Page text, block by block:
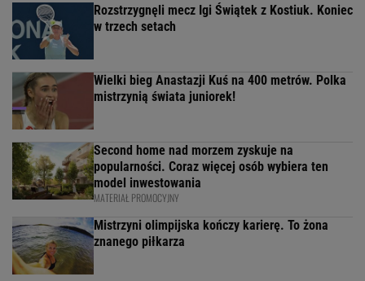
Rozstrzygnęli mecz Igi Świątek z Kostiuk. Koniec
w trzech setach
Wielki bieg Anastazji Kuś na 400 metrów. Polka
mistrzynią świata juniorek!
Second home nad morzem zyskuje na
popularności. Coraz więcej osób wybiera ten
model inwestowania
MATERIAŁ PROMOCYJNY
Mistrzyni olimpijska kończy karierę. To żona
znanego piłkarza